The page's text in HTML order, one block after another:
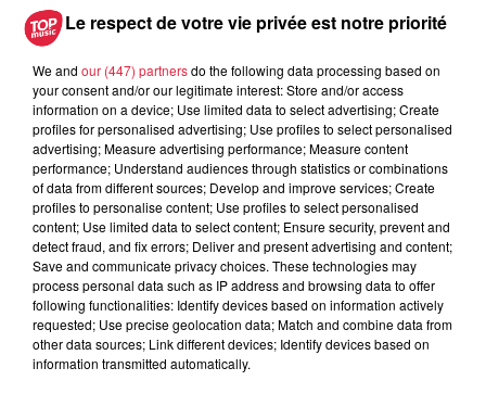
À découvrir également
Le respect de votre vie privée est notre priorité
We and our (447) partnersdo the following data processing based on
your consent and/or our legitimate interest: Store and/or access
information on a device; Use limited data to select advertising; Create
profiles for personalised advertising; Use profiles to select personalised
advertising; Measure advertising performance; Measure content
performance; Understand audiences through statistics or combinations
of data from different sources; Develop and improve services; Create
profiles to personalise content; Use profiles to select personalised
content; Use limited data to select content; Ensure security, prevent and
detect fraud, and fix errors; Deliver and present advertising and content;
Save and communicate privacy choices. These technologies may
process personal data such as IP address and browsing data to offer
following functionalities: Identify devices based on information actively
requested; Use precise geolocation data; Match and combine data from
other data sources; Link different devices; Identify devices based on
information transmitted automatically.